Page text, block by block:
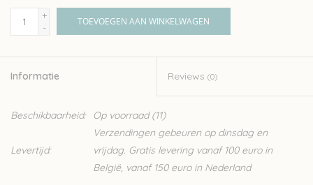
+
-
TOEVOEGEN AAN WINKELWAGEN
Informatie Reviews (0)
Beschikbaarheid: Op voorraad(11)
Levertijd:
Verzendingen gebeuren op dinsdag en
vrijdag. Gratis levering vanaf 100 euro in
België, vanaf 150 euro in Nederland